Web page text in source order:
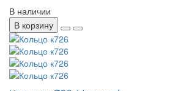
В наличии
В корзину